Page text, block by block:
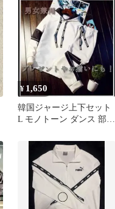
¥ 1,650
韓国ジャージ上下セット
L モノトーン ダンス 部屋